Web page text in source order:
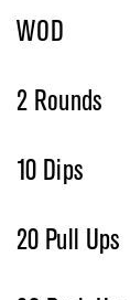
WOD
2 Rounds
10 Dips
20 Pull Ups